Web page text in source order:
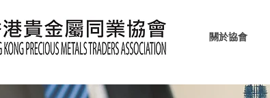
關於協會